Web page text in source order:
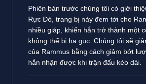
Phiên bản trước chúng tôi có giới
Rực Đỏ, trang bị này đem tới cho
nhiều giáp, khiến hắn trở thành một
không thể bị hạ gục. Chúng tôi sẽ
của Rammus bằng cách giảm bớt
hắn nhận được khi trận đấu kéo dài.